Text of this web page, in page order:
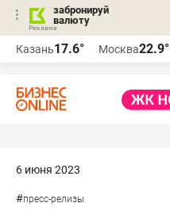
забронируй
валюту
Казань17.6° Москва22.9°
6 июня 2023
#пресс-релизы